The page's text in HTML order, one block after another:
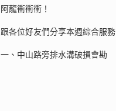
阿龍衝衝衝！
跟各位好友們分享本週綜合服務
一、中山路旁排水溝破損會勘